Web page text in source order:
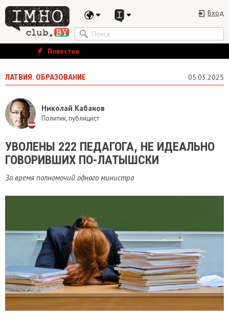
Вход
Повестка
ЛАТВИЯ. ОБРАЗОВАНИЕ 05.03.2025
Николай Кабанов
Политик, публицист
УВОЛЕНЫ 222 ПЕДАГОГА, НЕ ИДЕАЛЬНО
ГОВОРИВШИХ ПО-ЛАТЫШСКИ
За время полномочий одного министра